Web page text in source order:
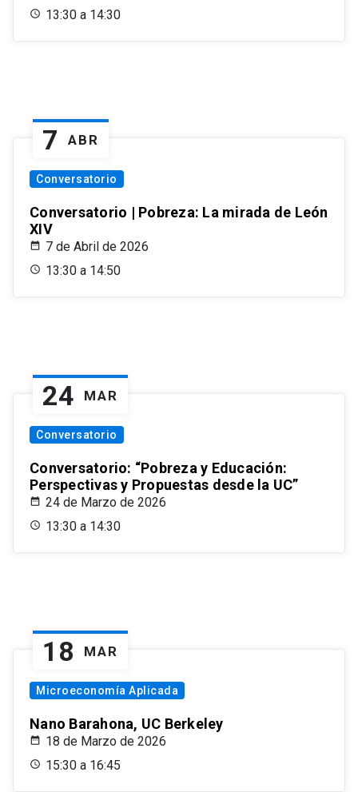
13:30 a 14:30
7 ABR
Conversatorio
Conversatorio | Pobreza: La mirada de León
XIV
7 de Abril de 2026
13:30 a 14:50
24 MAR
Conversatorio
Conversatorio: “Pobreza y Educación:
Perspectivas y Propuestas desde la UC”
24 de Marzo de 2026
13:30 a 14:30
18 MAR
Microeconomía Aplicada
Nano Barahona, UC Berkeley
18 de Marzo de 2026
15:30 a 16:45